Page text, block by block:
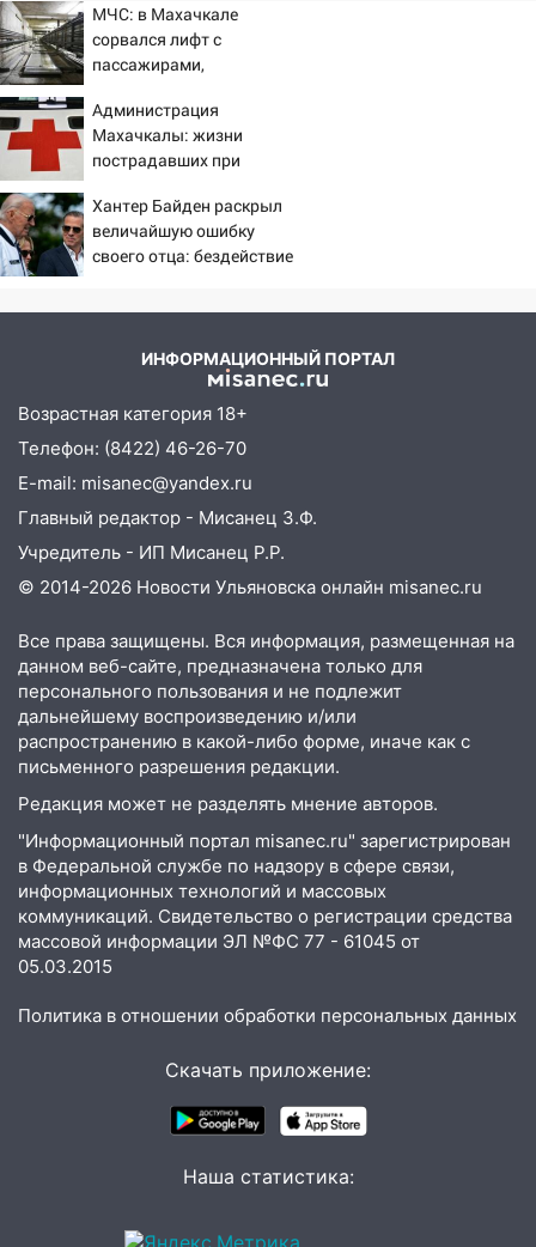
23:20
Прогноз погоды на 7 августа в
Ульяновской области
20:04
посвящённый Дню воздушного флота
России
19:12
руководителя частной компании
наказали за сокрытие прошлого своего
сотрудник
18:02 В Ульяновск едут звезды
Ульяновский областной суд
оставил в силе приговор руководству
«УльяновскФармации» за махинации на
3,2 млн рублей
16:09
Ветераны легкой атлетики из
Ульяновска успешно выступили на
Чемпионате России
16:02 В Ульяновской области убрали
более 28% площадей зерновых и
зернобобовых культур
15:51 Бросила кирпич в жену брата: в
Ульяновской области завели дело на
агрессивную женщину
15:47
На улице Радищева сбили
курьера: крупная авария в Ульяновске
15:15 Проводил до квартиры и ограбил:
новый кавалер женщины оказался
рецидивистом
14:26 В Ульяновске ограничат движение
67% ульяновцев готовы
передумать увольняться, если им
повысят зарплату
Инсценировали ДТП и получили
судом предстанет банда
МЧС: в Махачкале
сорвался лифт с
пассажирами,
человека
Администрация
Махачкалы: жизни
пострадавших при
угрожает
Хантер Байден раскрыл
величайшую ошибку
своего отца: бездействие
ИНФОРМАЦИОННЫЙ ПОРТАЛ
Возрастная категория 18+
Телефон: (8422) 46-26-70
E-mail: misanec@yandex.ru
Главный редактор - Мисанец З.Ф.
Учредитель - ИП Мисанец Р.Р.
© 2014-2026 Новости Ульяновска онлайн misanec.ru
Все права защищены. Вся информация, размещенная на
данном веб-сайте, предназначена только для
персонального пользования и не подлежит
дальнейшему воспроизведению и/или
распространению в какой-либо форме, иначе как с
письменного разрешения редакции.
Редакция может не разделять мнение авторов.
"Информационный портал misanec.ru" зарегистрирован
в Федеральной службе по надзору в сфере связи,
информационных технологий и массовых
коммуникаций. Свидетельство о регистрации средства
массовой информации ЭЛ №ФС 77 - 61045 от
05.03.2015
Политика в отношении обработки персональных данных
Скачать приложение:
Наша статистика: